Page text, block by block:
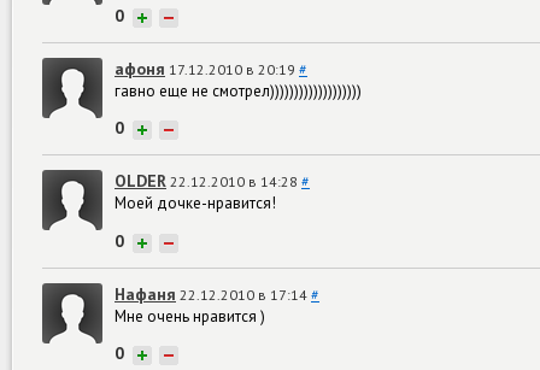
0 + −
афоня 17.12.2010 в 20:19 #
гавно еще не смотрел)))))))))))))))))))
0 + −
OLDER 22.12.2010 в 14:28 #
Моей дочке-нравится!
0 + −
Нафаня 22.12.2010 в 17:14 #
Мне очень нравится )
0 + −